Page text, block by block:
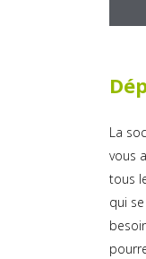
La
vous
tous
qui